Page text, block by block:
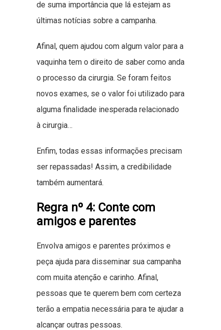
de suma importância que lá estejam as
últimas notícias sobre a campanha.
Afinal, quem ajudou com algum valor para a
vaquinha tem o direito de saber como anda
o processo da cirurgia. Se foram feitos
novos exames, se o valor foi utilizado para
alguma finalidade inesperada relacionado
à cirurgia…
Enfim, todas essas informações precisam
ser repassadas! Assim, a credibilidade
também aumentará.
Regra nº 4: Conte com
amigos e parentes
Envolva amigos e parentes próximos e
peça ajuda para disseminar sua campanha
com muita atenção e carinho. Afinal,
pessoas que te querem bem com certeza
terão a empatia necessária para te ajudar a
alcançar outras pessoas.